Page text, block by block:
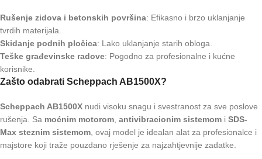
Rušenje zidova i betonskih površina: Efikasno i brzo uklanjanje
tvrdih materijala.
Skidanje podnih pločica: Lako uklanjanje starih obloga.
Teške građevinske radove: Pogodno za profesionalne i kućne
korisnike.
Zašto odabrati Scheppach AB1500X?
Scheppach AB1500X nudi visoku snagu i svestranost za sve poslove
rušenja. Sa moćnim motorom, antivibracionim sistemom i SDS-
Max steznim sistemom, ovaj model je idealan alat za profesionalce i
majstore koji traže pouzdano rješenje za najzahtjevnije zadatke.